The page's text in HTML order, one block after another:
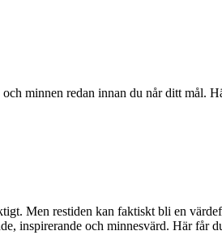
minnen redan innan du når ditt mål.
Men restiden kan faktiskt bli en
inspirerande och minnesvärd. Här får